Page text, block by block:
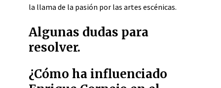
la llama de la pasión por las artes escénicas.
Algunas dudas para
resolver.
¿Cómo ha influenciado